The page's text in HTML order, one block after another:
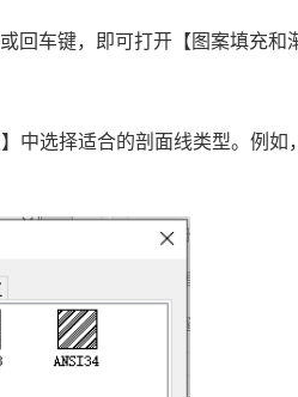
回车键，即可打开【图案填充和
中选择适合的剖面线类型。例如